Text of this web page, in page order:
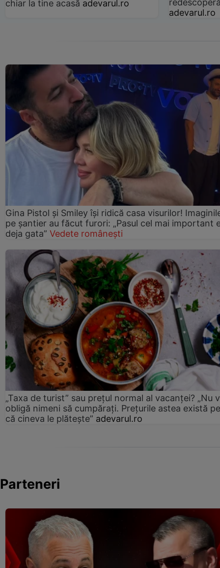
chiar la tine acasă adevarul.ro
adevarul.ro
Gina Pistol și Smiley își ridică casa visurilor!
pe șantier au făcut furori: „Pasul cel mai important
deja gata” Vedete românești
„Taxa de turist” sau prețul normal al vacanței? „Nu
obligă nimeni să cumpărați. Prețurile astea există
că cineva le plătește” adevarul.ro
Parteneri